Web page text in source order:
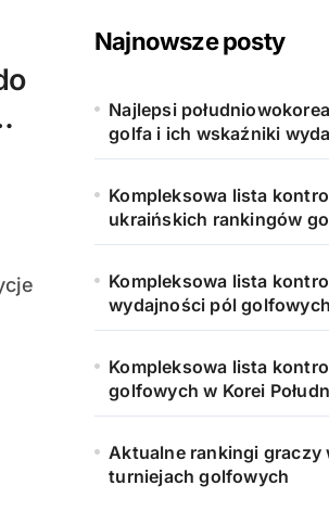
h
f
r
Najnowsze posty
Najlepsi
golfa i ich wskaźniki
Kompleksowa lista
ukraińskich rankingów
Kompleksowa lista
wydajności pól
Kompleksowa lista
golfowych w Korei
Aktualne rankingi graczy
turniejach golfowych